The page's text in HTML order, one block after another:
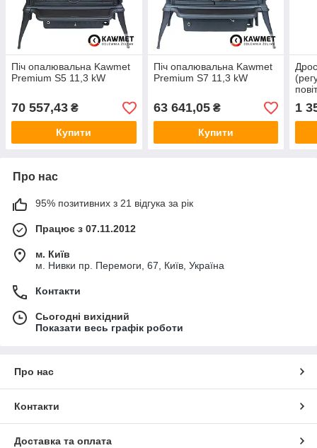
Піч опалювальна Kawmet
Premium S5 11,3 kW
70 557,43 ₴
Купити
Піч опалювальна Kawmet
Premium S7 11,3 kW
63 641,05₴
Купити
1
Про нас
95% позитивних з 21 відгука за рік
Працює з 07.11.2012
м. Київ
м. Нивки пр. Перемоги, 67, Київ, Україна
Контакти
Сьогодні вихідний
Показати весь графік роботи
Про нас
Контакти
Доставка та оплата